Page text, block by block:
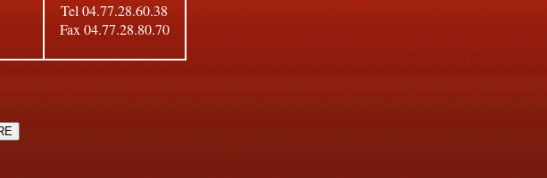
Tel 04.77.28.60.38
Fax 04.77.28.80.70